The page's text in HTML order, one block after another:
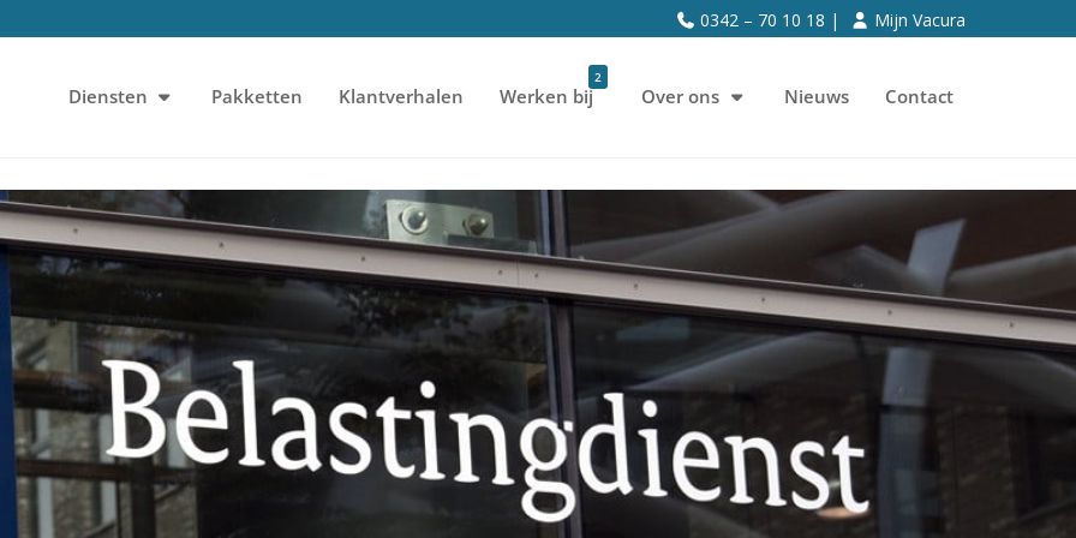
0342 – 70 10 18 | Mijn Vacura
Diensten Pakketten Klantverhalen Werken bij
2
Over ons Nieuws Contact